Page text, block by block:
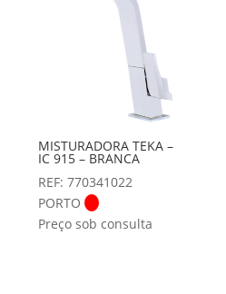
MISTURADORA TEKA –
IC 915 – BRANCA
REF: 770341022
PORTO
Preço sob consulta